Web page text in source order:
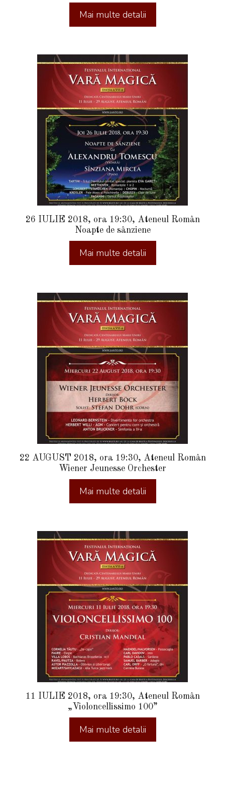
26 IULIE 2018, ora 19:30, Ateneul Român
Noapte de sânziene
22 AUGUST 2018, ora 19:30, Ateneul Român
Wiener Jeunesse Orchester
11 IULIE 2018, ora 19:30, Ateneul Român
„Violoncellissimo 100”